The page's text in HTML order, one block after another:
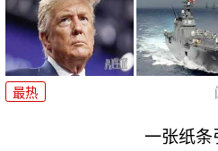
最热
一张纸条